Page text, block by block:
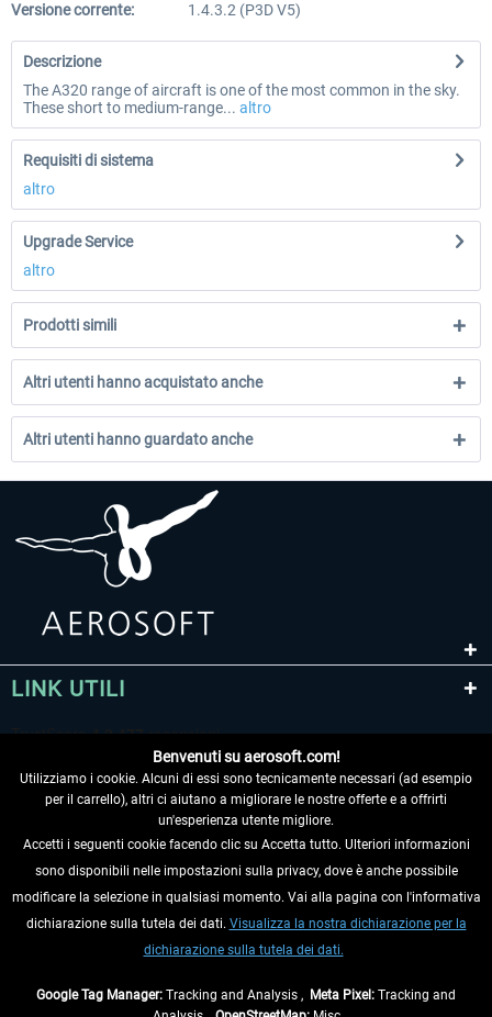
Versione corrente:
1.4.3.2 (P3D V5)
Descrizione
The A320 range of aircraft is one of the most common in the sky.
These short to medium-range... altro
Requisiti di sistema
altro
Upgrade Service
altro
Prodotti simili
Altri utenti hanno acquistato anche
Altri utenti hanno guardato anche
LINK UTILI
RECEDERE DAL CONTRATTO
INFORMAZIONI
Benvenuti su aerosoft.com!
Utilizziamo i cookie. Alcuni di essi sono tecnicamente necessari (ad esempio
per il carrello), altri ci aiutano a migliorare le nostre offerte e a offrirti
un'esperienza utente migliore.
Accetti i seguenti cookie facendo clic su Accetta tutto. Ulteriori informazioni
sono disponibili nelle impostazioni sulla privacy, dove è anche possibile
modificare la selezione in qualsiasi momento. Vai alla pagina con l'informativa
dichiarazione sulla tutela dei dati. Visualizza la nostra dichiarazione per la
dichiarazione sulla tutela dei dati.
Google Tag Manager: Tracking and Analysis , Meta Pixel: Tracking and